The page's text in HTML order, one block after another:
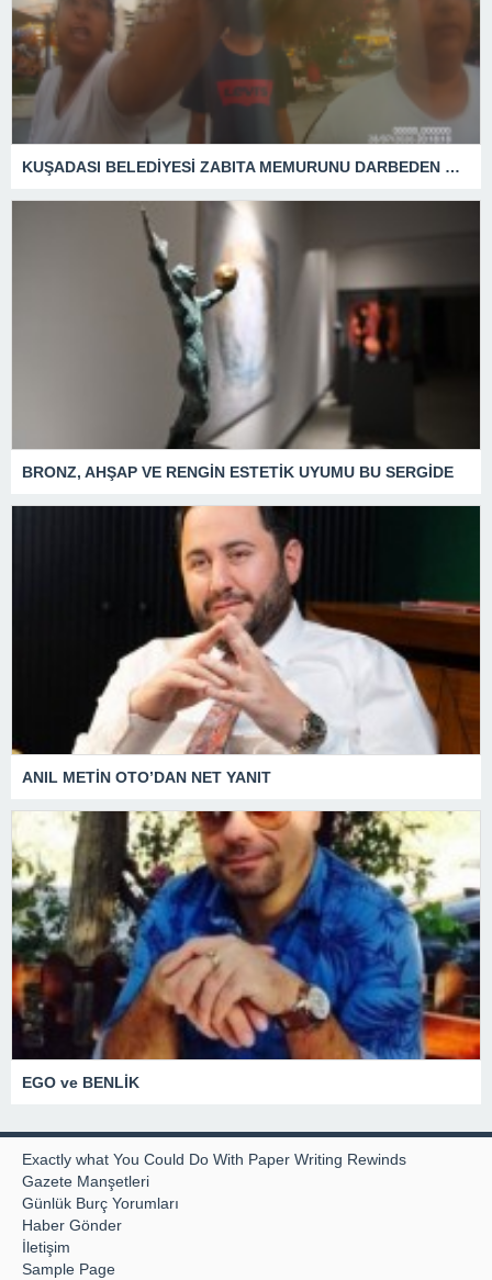
KUŞADASI BELEDİYESİ ZABITA MEMURUNU DARBEDEN DİLENCİ 2 KADIN TUTUKLANDI
BRONZ, AHŞAP VE RENGİN ESTETİK UYUMU BU SERGİDE
ANIL METİN OTO’DAN NET YANIT
EGO ve BENLİK
Exactly what You Could Do With Paper Writing Rewinds
Gazete Manşetleri
Günlük Burç Yorumları
Haber Gönder
İletişim
Sample Page